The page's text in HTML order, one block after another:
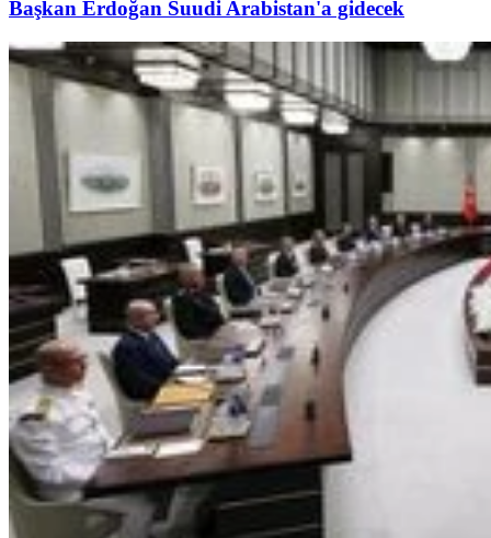
Başkan Erdoğan Suudi Arabistan'a gidecek